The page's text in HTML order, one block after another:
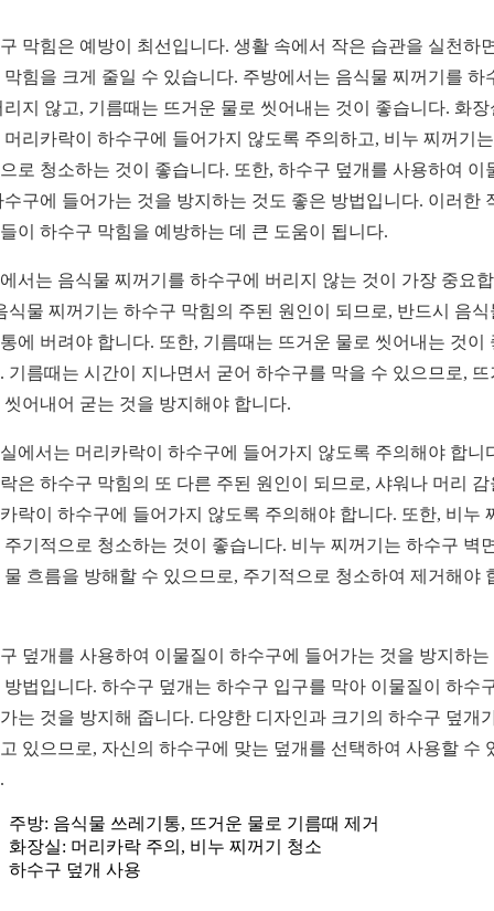
막힘은 예방이 최선입니다. 생활 속에서 작은 습관을 실천하
막힘을 크게 줄일 수 있습니다. 주방에서는 음식물 찌꺼기를 하
리지 않고, 기름때는 뜨거운 물로 씻어내는 것이 좋습니다. 화장
머리카락이 하수구에 들어가지 않도록 주의하고, 비누 찌꺼기
로 청소하는 것이 좋습니다. 또한, 하수구 덮개를 사용하여 이
수구에 들어가는 것을 방지하는 것도 좋은 방법입니다. 이러한
이 하수구 막힘을 예방하는 데 큰 도움이 됩니다.
서는 음식물 찌꺼기를 하수구에 버리지 않는 것이 가장 중요
식물 찌꺼기는 하수구 막힘의 주된 원인이 되므로, 반드시 음식
에 버려야 합니다. 또한, 기름때는 뜨거운 물로 씻어내는 것이
기름때는 시간이 지나면서 굳어 하수구를 막을 수 있으므로, 뜨
씻어내어 굳는 것을 방지해야 합니다.
에서는 머리카락이 하수구에 들어가지 않도록 주의해야 합니
은 하수구 막힘의 또 다른 주된 원인이 되므로, 샤워나 머리 감
락이 하수구에 들어가지 않도록 주의해야 합니다. 또한, 비누
주기적으로 청소하는 것이 좋습니다. 비누 찌꺼기는 하수구 벽
물 흐름을 방해할 수 있으므로, 주기적으로 청소하여 제거해야
덮개를 사용하여 이물질이 하수구에 들어가는 것을 방지하는
방법입니다. 하수구 덮개는 하수구 입구를 막아 이물질이 하수
는 것을 방지해 줍니다. 다양한 디자인과 크기의 하수구 덮개
있으므로, 자신의 하수구에 맞는 덮개를 선택하여 사용할 수
주방: 음식물 쓰레기통, 뜨거운 물로 기름때 제거
화장실: 머리카락 주의, 비누 찌꺼기 청소
하수구 덮개 사용